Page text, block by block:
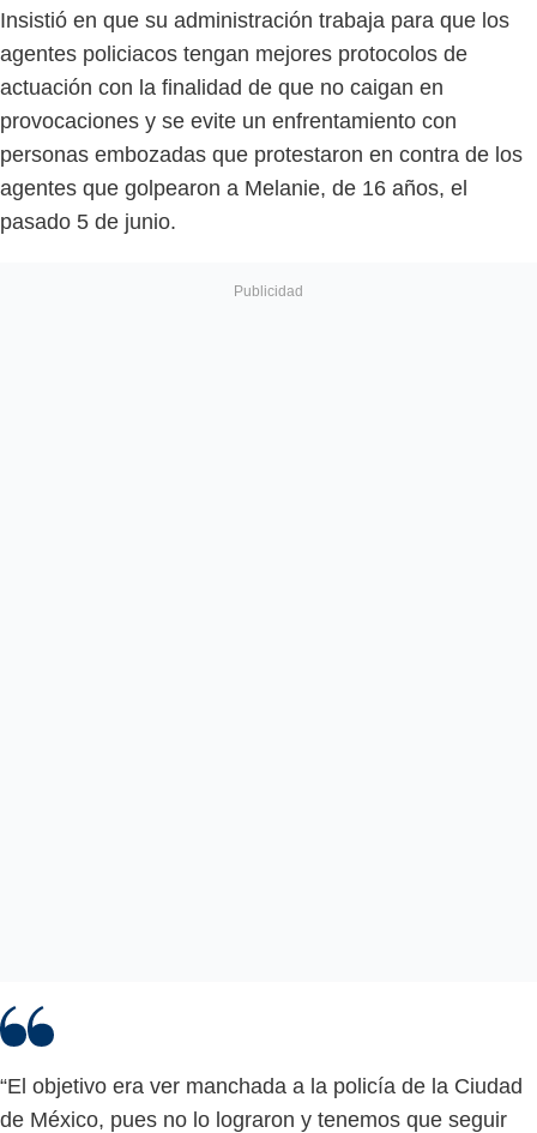
Insistió en que su administración trabaja para que los
agentes policiacos tengan mejores protocolos de
actuación con la finalidad de que no caigan en
provocaciones y se evite un enfrentamiento con
personas embozadas que protestaron en contra de los
agentes que golpearon a Melanie, de 16 años, el
pasado 5 de junio.
“El objetivo era ver manchada a la policía de la Ciudad
de México, pues no lo lograron y tenemos que seguir